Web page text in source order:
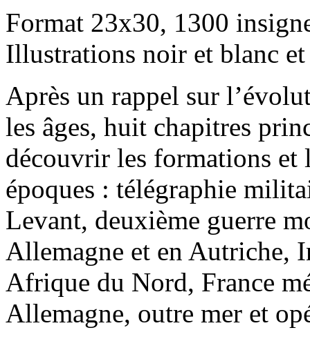
Format 23x30, 1300
Illustrations noir et blanc
Après un rappel sur
les âges, huit chapitres
découvrir les formations et
époques : télégraphie
Levant, deuxième guerre
Allemagne et en Autriche,
Afrique du Nord, France
Allemagne, outre mer et